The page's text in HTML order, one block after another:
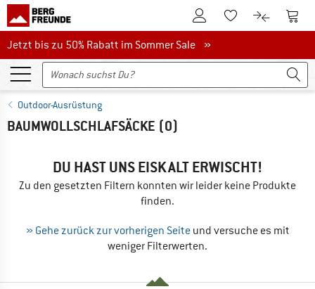
Zum KundenkontoZum Merkzettel.
Zum Zum
Jetzt bis zu 50% Rabatt im Sommer Sale
Jetzt bis zu 50% Rabatt im Sommer Sale »
Outdoor-Ausrüstung
BAUMWOLLSCHLAFSÄCKE (0)
DU HAST UNS EISKALT ERWISCHT!
Zu den gesetzten Filtern konnten wir leider keine Produkte
finden.
» Gehe zurück zur vorherigen Seiteund versuche es mit
weniger Filterwerten.